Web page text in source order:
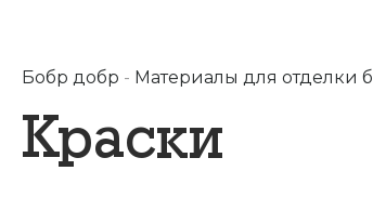
Бобр добр - Материалы для отделки
Краски